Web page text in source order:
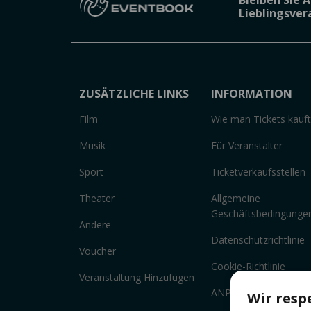
ZUSÄTZLICHE LINKS
Film
Musik
Sport
Theater
Andere
Voucher
Veranstaltung Hinzufügen
INFORMATION
Wie man Tickets kauft
Für Veranstalter
Ticketverkaufsstellen
Allgemeine
Datenschutzrichtlinie
Cookie-Richtlinie
ANPC
Wir